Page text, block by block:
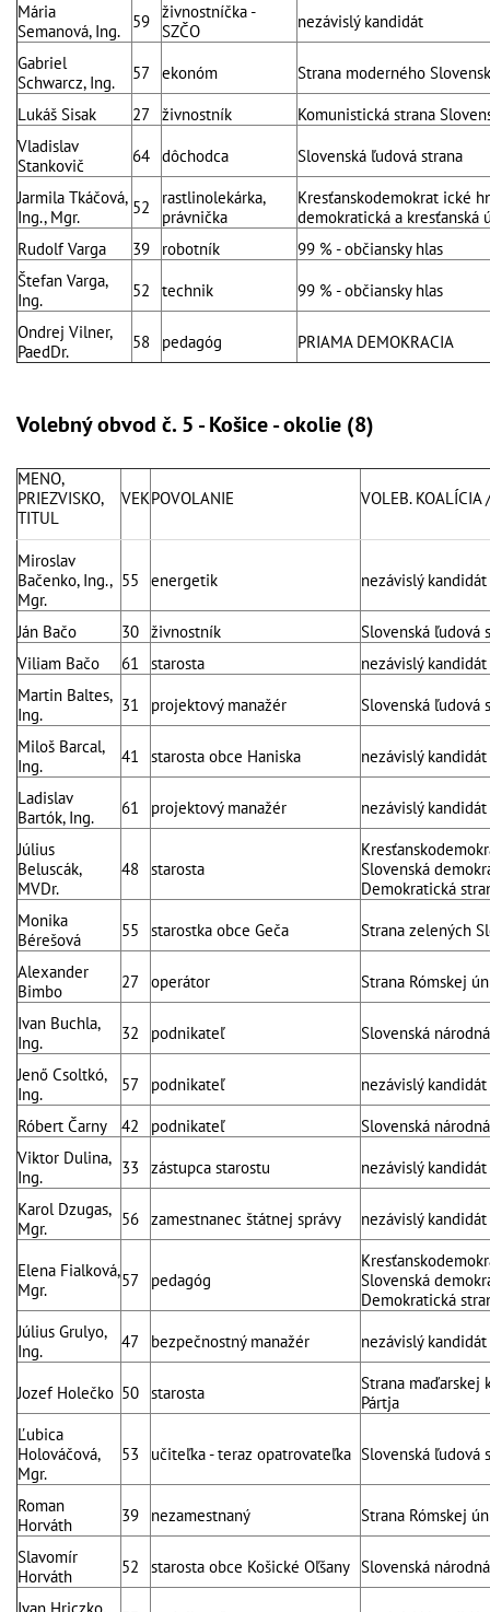
Mária
Semanová, Ing.
59 živnostníčka -
SZČO
nezávislý kandidát
Gabriel
Schwarcz, Ing.
57 ekonóm
Strana moderného
Lukáš Sisak
27 živnostník
Komunistická strana
Vladislav
Stankovič
64 dôchodca
Slovenská ľudová strana
Jarmila Tkáčová,
Ing., Mgr.
52
rastlinolekárka,
právnička
Kresťanskodemokrat ické
demokratická a kresťanská
Rudolf Varga
39 robotník
99 % - občiansky hlas
Štefan Varga,
Ing.
52 technik
99 % - občiansky hlas
Ondrej Vilner,
PaedDr.
58 pedagóg PRIAMA DEMOKRACIA
Volebný obvod č. 5 - Košice - okolie (8)
MENO,
PRIEZVISKO,
TITUL
VEKPOVOLANIE VOLEB. KOALÍCIA
Miroslav
Bačenko, Ing.,
Mgr.
55 energetik nezávislý kandidát
Ján Bačo 30 živnostník
Slovenská ľudová
Viliam Bačo
61 starosta
nezávislý kandidát
Martin Baltes,
Ing.
31 projektový manažér
Slovenská ľudová
Miloš Barcal,
Ing.
41 starosta obce Haniska
nezávislý kandidát
Ladislav
Bartók, Ing.
61 projektový manažér
nezávislý kandidát
Július
Beluscák,
MVDr.
48 starosta
Slovenská
Demokratická
Monika
Bérešová
55 starostka obce Geča
Strana zelených
Alexander
Bimbo
27 operátor
Strana Rómskej
Ivan Buchla,
Ing.
32 podnikateľ
Slovenská
Jenő Csoltkó,
Ing.
57 podnikateľ
nezávislý kandidát
Róbert Čarny
42 podnikateľ
Slovenská
Viktor Dulina,
Ing.
33 zástupca starostu
nezávislý kandidát
Karol Dzugas,
Mgr.
56 zamestnanec štátnej správy nezávislý kandidát
Elena Fialková,
Mgr.
57 pedagóg
Slovenská
Demokratická
Július Grulyo,
Ing.
47 bezpečnostný manažér nezávislý kandidát
Jozef Holečko 50 starosta
Strana maďarskej
Pártja
Ľubica
Holováčová,
Mgr.
53 učiteľka - teraz opatrovateľka Slovenská ľudová
Roman
Horváth
39 nezamestnaný
Strana Rómskej
Slavomír
Horváth
52 starosta obce Košické Oľšany Slovenská